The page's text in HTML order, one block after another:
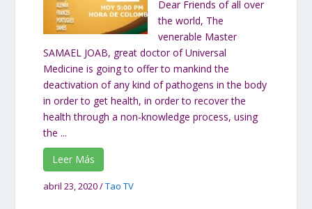
Dear Friends of all over
the world, The
venerable Master
SAMAEL JOAB, great doctor of Universal
Medicine is going to offer to mankind the
deactivation of any kind of pathogens in the body
in order to get health, in order to recover the
health through a non-knowledge process, using
the ...
Leer Más
abril 23, 2020/Tao TV